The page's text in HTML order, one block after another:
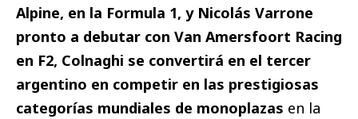
Alpine, en la Formula 1, y Nicolás Varrone
pronto a debutar con Van Amersfoort Racing
en F2, Colnaghi se convertirá en el tercer
argentino en competir en las prestigiosas
categorías mundiales de monoplazas en la